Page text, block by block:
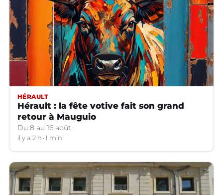
HÉRAULT
Hérault : la fête votive fait son grand
retour à Mauguio
Du 8 au 16 août.
il y a 2 h 1 min